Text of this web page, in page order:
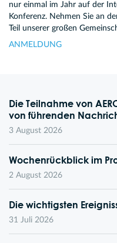
nur einmal im Jahr auf der
Konferenz. Nehmen Sie an
Teil unserer großen
ANMELDUNG
Die Teilnahme von
von führenden
3 August 2026
Wochenrückblick im
2 August 2026
Die wichtigsten
31 Juli 2026